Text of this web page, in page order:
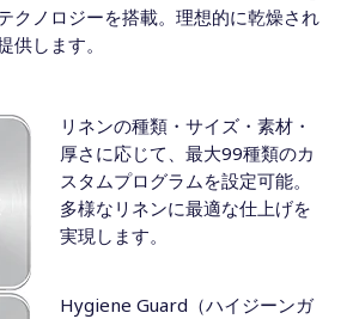
クノロジーを搭載。理想的に乾燥され
供します。
リネンの種類・サイズ・素材・
厚さに応じて、最大99種類のカ
スタムプログラムを設定可能。
多様なリネンに最適な仕上げを
実現します。
Hygiene Guard（ハイジーンガ